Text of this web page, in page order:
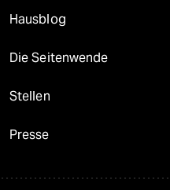
Hausblog
Die Seitenwende
Stellen
Presse